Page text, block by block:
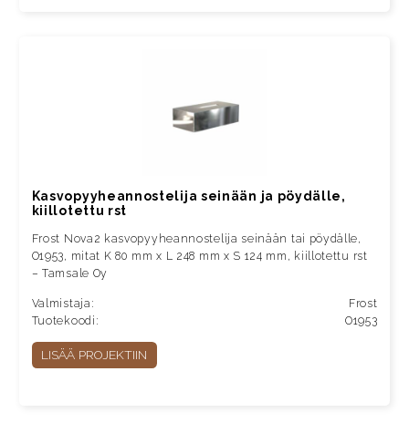
Kasvopyyheannostelija seinään ja pöydälle,
kiillotettu rst
Frost Nova2 kasvopyyheannostelija seinään tai pöydälle,
O1953, mitat K 80 mm x L 248 mm x S 124 mm, kiillotettu rst
– Tamsale Oy
Valmistaja:
Frost
Tuotekoodi:
O1953
LISÄÄ PROJEKTIIN